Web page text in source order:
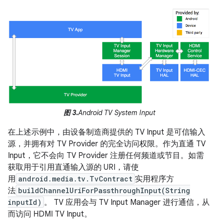
图 3.Android TV System Input
在上述示例中，由设备制造商提供的 TV Input 是可信输入
源，并拥有对 TV Provider 的完全访问权限。作为直通 TV
Input，它不会向 TV Provider 注册任何频道或节目。如需
获取用于引用直通输入源的 URI，请使
用 android.media.tv.TvContract 实用程序方
法 buildChannelUriForPassthroughInput(String
inputId) 。 TV 应用会与 TV Input Manager 进行通信，从
而访问 HDMI TV Input。